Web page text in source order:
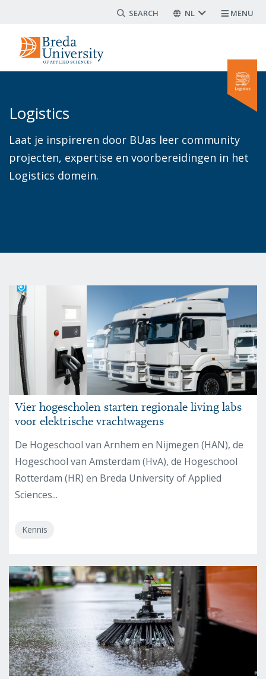
naar
Search form
NL MENU
Logistics
Laat je inspireren door BUas leer community
projecten, expertise en voorbereidingen in het
Logistics domein.
Vier hogescholen starten regionale living labs
voor elektrische vrachtwagens
De Hogeschool van Arnhem en Nijmegen (HAN), de
Hogeschool van Amsterdam (HvA), de Hogeschool
Rotterdam (HR) en Breda University of Applied
Sciences...
Kennis